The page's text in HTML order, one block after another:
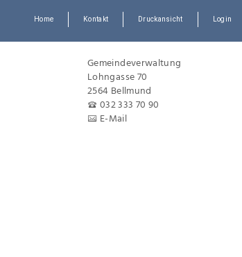
Home Kontakt Druckansicht Login
Gemeindeverwaltung
Lohngasse 70
2564 Bellmund
032 333 70 90
E-Mail